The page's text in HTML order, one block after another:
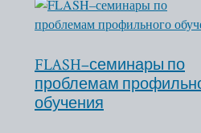
FLASH–семинары по
проблемам
обучения